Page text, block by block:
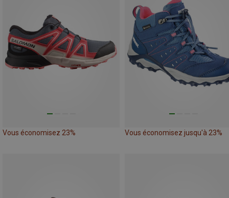
Vous économisez 23% Vous économisez jusqu'à 23%